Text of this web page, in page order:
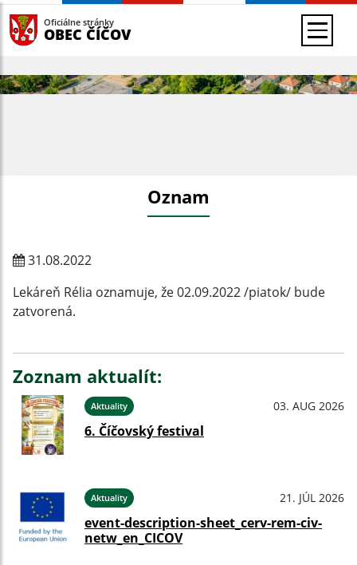
Oficiálne stránky
OBEC ČÍČOV
Oznam
31.08.2022
Lekáreň Rélia oznamuje, že 02.09.2022 /piatok/ bude
zatvorená.
Zoznam aktualít:
Aktuality 03. AUG 2026
6. Číčovský festival
Aktuality 21. JÚL 2026
event-description-sheet_cerv-rem-civ-
netw_en_CICOV